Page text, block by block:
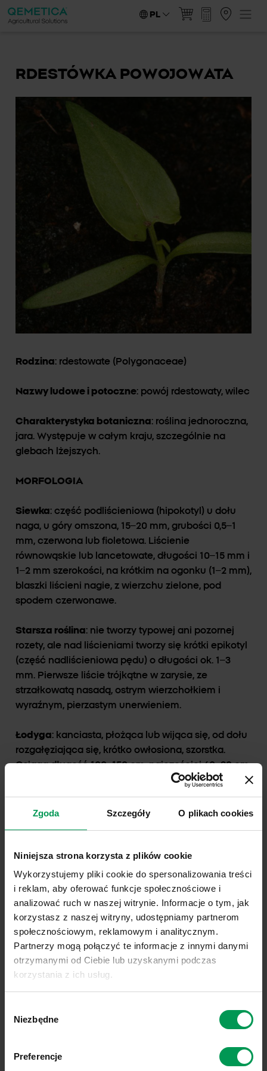
Zgoda Szczegóły O plikach cookies
Niniejsza strona korzysta z plików cookie
Wykorzystujemy pliki cookie do spersonalizowania treści
i reklam, aby oferować funkcje społecznościowe i
analizować ruch w naszej witrynie. Informacje o tym, jak
korzystasz z naszej witryny, udostępniamy partnerom
społecznościowym, reklamowym i analitycznym.
Partnerzy mogą połączyć te informacje z innymi danymi
otrzymanymi od Ciebie lub uzyskanymi podczas
korzystania z ich usług.
Link do informacji o plikach cookies:
zgody
Niezbędne
Preferencje
PL
RDESTÓWKA POWOJOWATA
Rodzina: rdestowate (Polygonaceae)
Nazwy ludowe i potoczne: powój rdestowaty, wilec
Charakterystyka botaniczna: roślina jednoroczna,
jara. Występuje w całym kraju, szczególnie na
glebach lżejszych.
MORFOLOGIA
Siewka: część podliścieniowa (hipokotyl) u dołu
naga, u góry omszona, 15–20 mm, grubości 0,5–1
mm, czerwona lub fioletowa. Liścienie
równowąskie lub lancetowate, długości 10–15 mm i
1–2 mm szerokości, na krótkim na ogonku (1–2 mm),
blaszki liścieni nagie, z wierzchu zielone, pod
spodem czerwonawe.
Starsza roślina: nie tworzy typowej ani pozornej
rozety, ale nad liścieniami tworzy się krótki epikotyl
(część nadliścieniowa pędu) o długości ok. 1–3
mm. Pierwsze liście trójkątne w zarysie, ze
strzałkowatą nasadą, ostrym wierzchołkiem i
wyraźnym, pierzastym unerwieniem.
Łodyga: kanciasta, płożąca lub wijąca się, od dołu
rozgałęziająca się, krótko owłosiona, szorstka.
Osiąga długość 100–150 cm, najczęściej 60–80 cm.
Liście na łodydze: trójkątne w zarysie, o
strzałkowatej nasadzie, na ogonkach długości ok.
Korzeń
: palowy, cienki, powykrzywiany, rozgałę-
ziony na całej długości, osiąga głębokość od kilku
do 25–40 cm.
Kwiaty: ustawione w krótkie luźne kłosy, proste,
wyrastające z kątów liści. Kwiaty trójgraniaste,
białe, liliowe lub zielonkawe.
Progi szkodliwości
: nieprecyzyjne, kilkanaście